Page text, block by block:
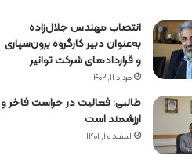
انتصاب مهندس جلال‌زاده
به‌عنوان دبیر كارگروه برون‌سپاری
و قراردادهای شركت توانیر
مرداد ۱۱, ۱۴۰۲
طالبی: فعالیت در حراست فاخر و
ارزشمند است
اسفند ۲۰, ۱۴۰۱